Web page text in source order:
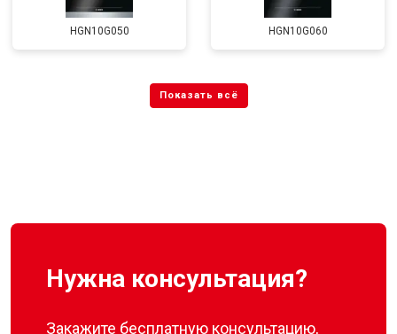
HGN10G050 HGN10G060
Нужна консультация?
Закажите бесплатную консультацию,